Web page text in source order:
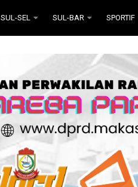
SUL-SEL SUL-BAR SPORTIF